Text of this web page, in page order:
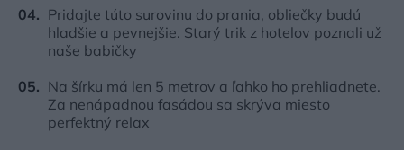
Pridajte túto surovinu do prania, obliečky budú
hladšie a pevnejšie. Starý trik z hotelov poznali už
naše babičky
Na šírku má len 5 metrov a ľahko ho prehliadnete.
Za nenápadnou fasádou sa skrýva miesto
perfektný relax